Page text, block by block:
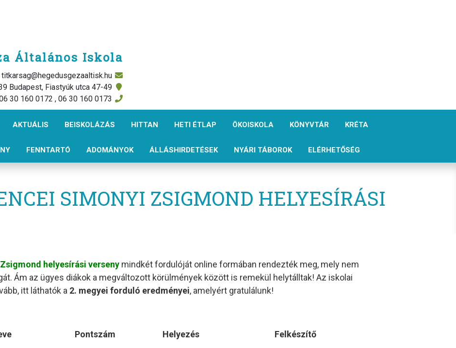
Általános Iskola
titkarsag@hegedusgezaaltisk.hu
Budapest, Fiastyúk utca 47-49
30 160 0172 , 06 30 160 0173
AKTUÁLIS BEISKOLÁZÁS HITTAN HETI ÉTLAP ÖKOISKOLA KÖNYVTÁR KRÉTA
FENNTARTÓ ADOMÁNYOK ÁLLÁSHIRDETÉSEK NYÁRI TÁBOROK ELÉRHETŐSÉG
SIMONYI ZSIGMOND HELYESÍRÁSI
helyesírási verseny mindkét fordulóját online formában rendezték meg, mely nem
Ám az ügyes diákok a megváltozott körülmények között is remekül helytálltak! Az iskolai
itt láthatók a 2. megyei forduló eredményei, amelyért gratulálunk!
Pontszám Helyezés Felkészítő